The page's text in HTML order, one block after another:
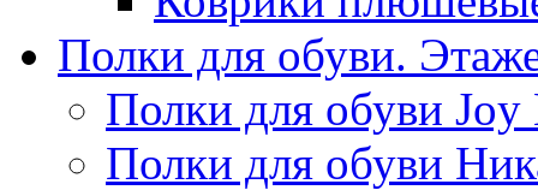
Полки для обуви.
Полки для обуви Joy
Полки для обуви